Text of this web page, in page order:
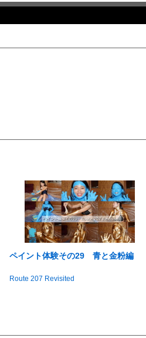
ペイント体験その29 青と金粉編
Route 207 Revisited